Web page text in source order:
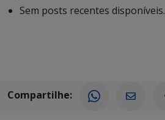
Sem posts recentes disponíveis.
Compartilhe: